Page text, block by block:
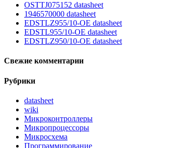
OSTTJ075152 datasheet
1946570000 datasheet
EDSTLZ955/10-OE datasheet
EDSTL955/10-OE datasheet
EDSTLZ950/10-OE datasheet
Свежие комментарии
Рубрики
datasheet
wiki
Микроконтроллеры
Микропроцессоры
Микросхема
Программирование